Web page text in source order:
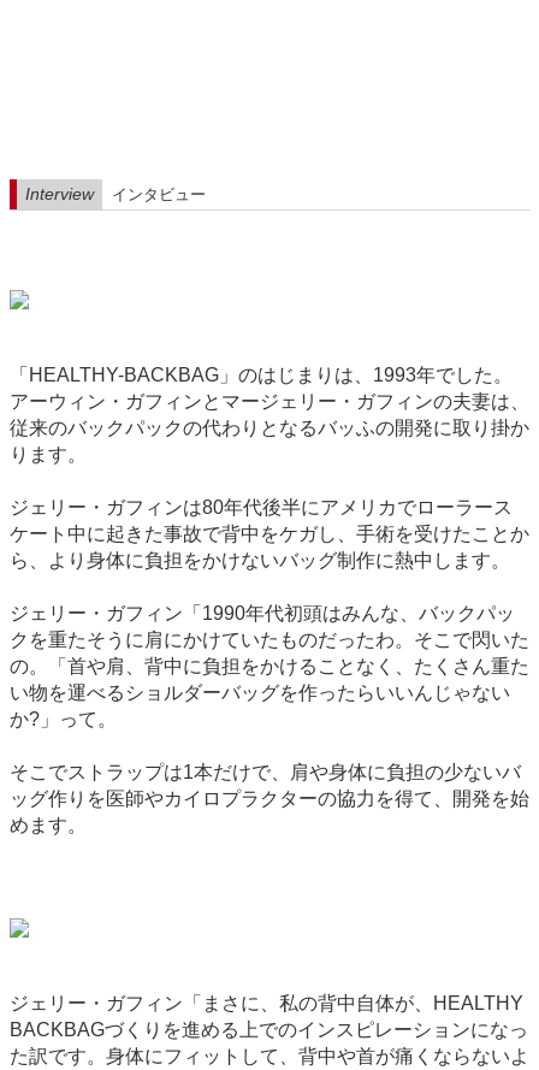
Interview インタビュー
「HEALTHY-BACKBAG」のはじまりは、1993年でした。
アーウィン・ガフィンとマージェリー・ガフィンの夫妻は、
従来のバックパックの代わりとなるバッふの開発に取り掛か
ります。
ジェリー・ガフィンは80年代後半にアメリカでローラース
ケート中に起きた事故で背中をケガし、手術を受けたことか
ら、より身体に負担をかけないバッグ制作に熱中します。
ジェリー・ガフィン「1990年代初頭はみんな、バックパッ
クを重たそうに肩にかけていたものだったわ。そこで閃いた
の。「首や肩、背中に負担をかけることなく、たくさん重た
い物を運べるショルダーバッグを作ったらいいんじゃない
か?」って。
そこでストラップは1本だけで、肩や身体に負担の少ないバ
ッグ作りを医師やカイロプラクターの協力を得て、開発を始
めます。
ジェリー・ガフィン「まさに、私の背中自体が、HEALTHY
BACKBAGづくりを進める上でのインスピレーションになっ
た訳です。身体にフィットして、背中や首が痛くならないよ